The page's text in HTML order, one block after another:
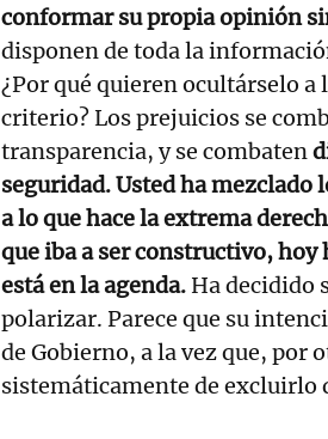
conformar su propia opinión
disponen de toda la
¿Por qué quieren ocultárselo a
criterio? Los prejuicios se
transparencia, y se combaten
seguridad. Usted ha mezclado
a lo que hace la extrema
que iba a ser constructivo,
está en la agenda. Ha decidido
polarizar. Parece que su
de Gobierno, a la vez que, por
sistemáticamente de excluirlo